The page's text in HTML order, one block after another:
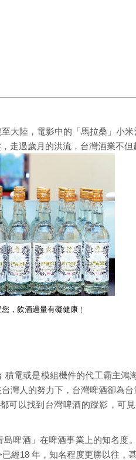
大陸，電影中的「馬拉桑」小
過歲月的洪流，台灣酒業不但
，飲酒過量有礙健康﹗
電或是模組機件的代工霸主鴻
灣人的努力下，台灣啤酒卻為
可以找到台灣啤酒的蹤影，可
啤酒」在啤酒事業上的知名度
經18 年，知名程度更勝以往，